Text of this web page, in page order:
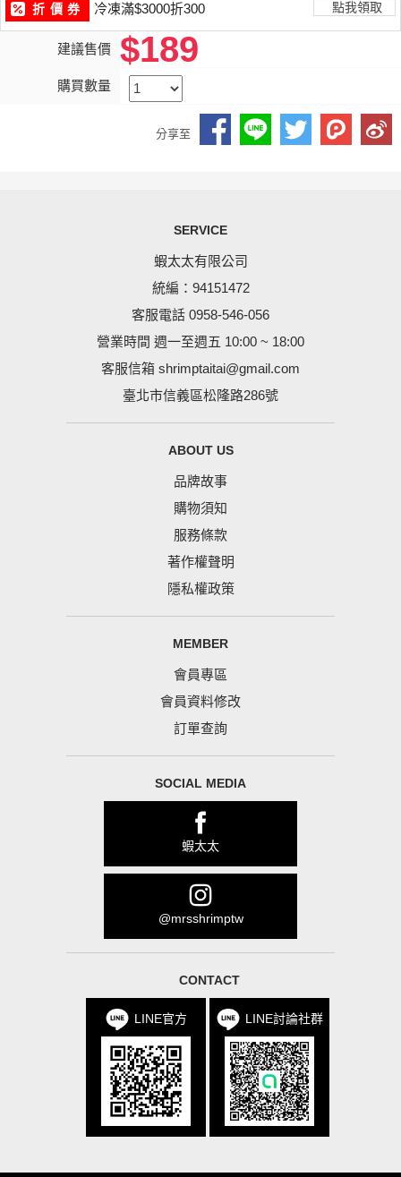
折 價 券 冷凍滿$3000折300 點我領取
建議售價 $189
購買數量
分享至
SERVICE
蝦太太有限公司
統編：94151472
客服電話 0958-546-056
營業時間 週一至週五 10:00 ~ 18:00
客服信箱 shrimptaitai@gmail.com
臺北市信義區松隆路286號
ABOUT US
品牌故事
購物須知
服務條款
著作權聲明
隱私權政策
MEMBER
會員專區
會員資料修改
訂單查詢
SOCIAL MEDIA
蝦太太
@mrsshrimptw
CONTACT
LINE官方 LINE討論社群